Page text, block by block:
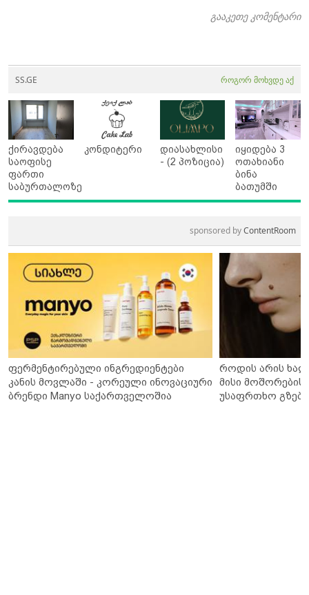
გააკეთე კომენტარი
SS.GE როგორ მოხვდე აქ
ქირავდება
საოფისე
ფართი
საბურთალოზე
კონდიტერი
დიასახლისი
- (2 პოზიცია)
იყიდება 3
ოთახიანი
ბინა
ბათუმში
sponsored byContentRoom
ფერმენტირებული ინგრედიენტები
კანის მოვლაში - კორეული ინოვაციური
ბრენდი Manyo საქართველოშია
როდის არის
მისი მოშორების
უსაფრთხო გზები